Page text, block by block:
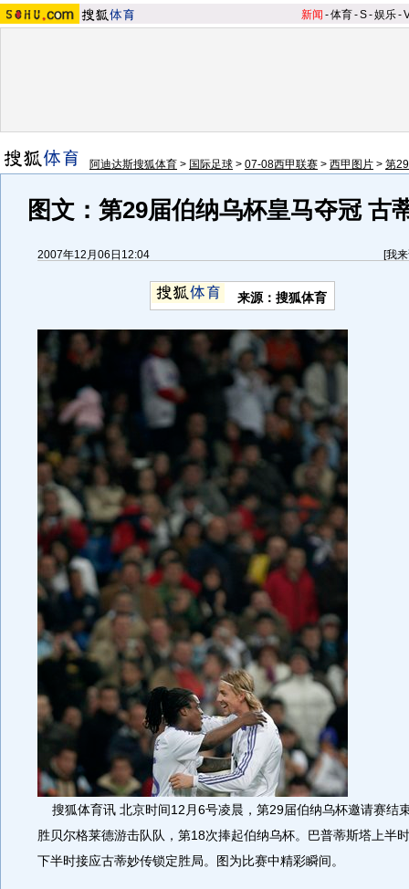
新闻 -体育-S-娱乐-
阿迪达斯搜狐体育 > 国际足球 > 07-08西甲联赛 > 西甲图片 > 第
图文：第29届伯纳乌杯皇马夺冠 古
2007年12月06日12:04 [我
来源：搜狐体育
搜狐体育讯 北京时间12月6号凌晨，第29届伯纳乌杯邀请赛结
胜贝尔格莱德游击队队，第18次捧起伯纳乌杯。巴普蒂斯塔上半
下半时接应古蒂妙传锁定胜局。图为比赛中精彩瞬间。